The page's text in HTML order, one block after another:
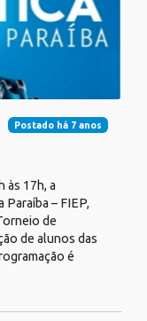
Postado há 7 anos
às 17h, a
– FIEP,
de
de alunos das
é